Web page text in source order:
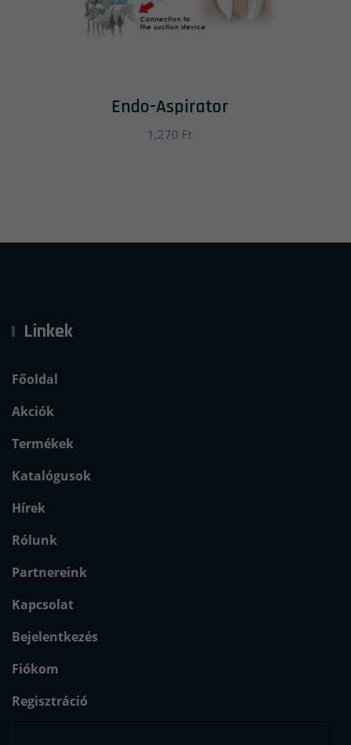
Endo-Aspirator
1,270 Ft
Linkek
Főoldal
Akciók
Termékek
Katalógusok
Hírek
Rólunk
Partnereink
Kapcsolat
Bejelentkezés
Fiókom
Regisztráció